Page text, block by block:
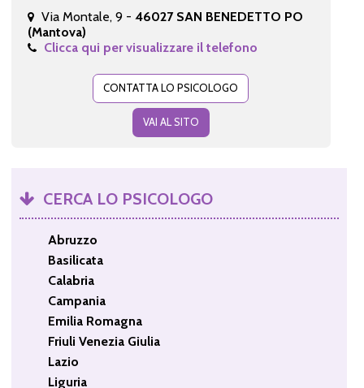
Via Montale, 9 - 46027 SAN BENEDETTO PO
(Mantova)
Clicca qui per visualizzare il telefono
CONTATTA LO PSICOLOGO
VAI AL SITO
CERCA LO PSICOLOGO
Abruzzo
Basilicata
Calabria
Campania
Emilia Romagna
Friuli Venezia Giulia
Lazio
Liguria